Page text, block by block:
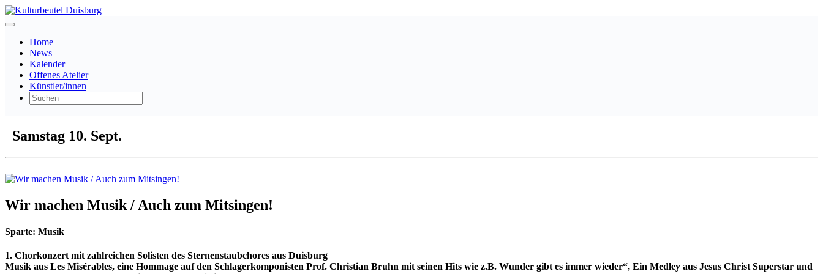
Home
News
Kalender
Offenes Atelier
Künstler/innen
Samstag 10. Sept.
Wir machen Musik / Auch zum Mitsingen!
Sparte: Musik
1. Chorkonzert mit zahlreichen Solisten des Sternenstaubchores aus Duisburg
Musik aus Les Misérables, eine Hommage auf den Schlagerkomponisten Prof. Christian Bruhn mit seinen Hits wie z.B. Wunder gibt es immer wieder“, Ein Medley aus Jesus Christ Superstar und